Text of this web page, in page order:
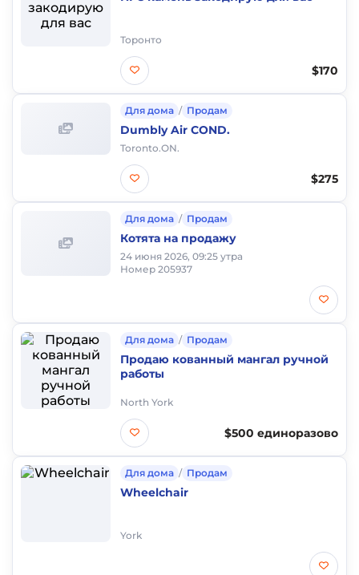
Торонто
$170
Для дома / Продам
Dumbly Air COND.
Toronto.ON.
$275
Для дома / Продам
Котята на продажу
24 июня 2026, 09:25 утра
Номер 205937
Для дома / Продам
Продаю кованный мангал ручной
работы
North York
$500 единоразово
Для дома / Продам
Wheelchair
York